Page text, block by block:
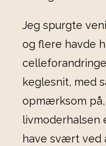
Jeg spurgte
og flere havde
keglesnit, med
opmærksom
livmoderhalsen
have svært ved